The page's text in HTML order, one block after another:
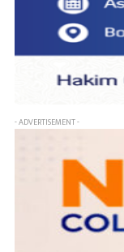
- ADVERTISEMENT -